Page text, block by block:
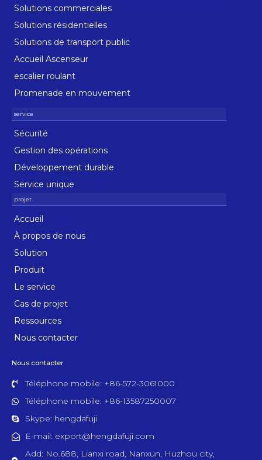
Solutions commerciales
Solutions résidentielles
Solutions de transport public
Accueil Ascenseur
escalier roulant
Promenade en mouvement
Sécurité
Gestion des opérations
Développement durable
Service unique
Accueil
À propos de nous
Solution
Produit
Le service
Cas de projet
Ressources
Nous contacter
Nous contacter
Téléphone mobile: +86-572-3061000
Téléphone mobile: +86-13587250007
Skype: hengdafuji
E-mail: export@hengdafuji.com
Add: No.688, Lianxi road, Nanxun, Huzhou city,